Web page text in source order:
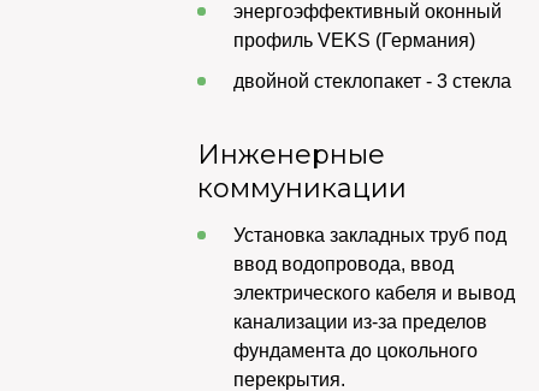
энергоэффективный оконный
профиль VEKS (Германия)
двойной стеклопакет - 3 стекла
Инженерные
коммуникации
Установка закладных труб под
ввод водопровода, ввод
электрического кабеля и вывод
канализации из-за пределов
фундамента до цокольного
перекрытия.